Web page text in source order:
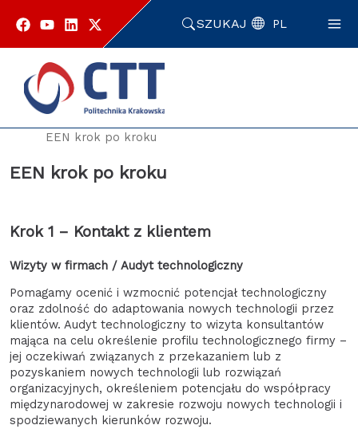
SZUKAJ PL
Strona główna
EEN krok po kroku
EEN krok po kroku
Krok 1 – Kontakt z klientem
Wizyty w firmach / Audyt technologiczny
Pomagamy ocenić i wzmocnić potencjał technologiczny
oraz zdolność do adaptowania nowych technologii przez
klientów. Audyt technologiczny to wizyta konsultantów
mająca na celu określenie profilu technologicznego firmy –
jej oczekiwań związanych z przekazaniem lub z
pozyskaniem nowych technologii lub rozwiązań
organizacyjnych, określeniem potencjału do współpracy
międzynarodowej w zakresie rozwoju nowych technologii i
spodziewanych kierunków rozwoju.